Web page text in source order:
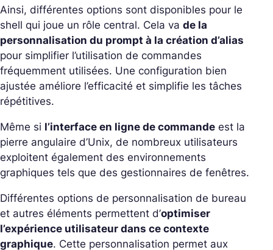
Ainsi, différentes options sont disponibles pour le
shell qui joue un rôle central. Cela va de la
personnalisation du prompt à la création d’alias
pour simplifier l’utilisation de commandes
fréquemment utilisées. Une configuration bien
ajustée améliore l’efficacité et simplifie les tâches
répétitives.
Même si l’interface en ligne de commande est la
pierre angulaire d’Unix, de nombreux utilisateurs
exploitent également des environnements
graphiques tels que des gestionnaires de fenêtres.
Différentes options de personnalisation de bureau
et autres éléments permettent d’optimiser
l’expérience utilisateur dans ce contexte
graphique. Cette personnalisation permet aux